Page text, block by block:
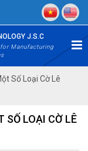
J.S.C
Manufacturing
Số Loại Cờ Lê
SỐ LOẠI CỜ LÊ